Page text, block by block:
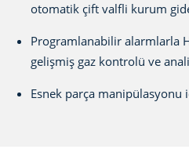
otomatik çift valfli kurum
Programlanabilir alarmlarla
gelişmiş gaz kontrolü ve
Esnek parça manipülasyonu